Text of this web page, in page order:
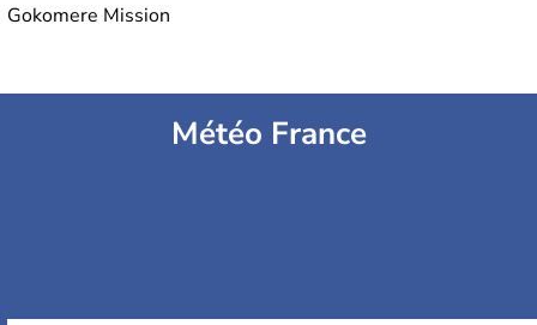
Gokomere Mission
Météo France